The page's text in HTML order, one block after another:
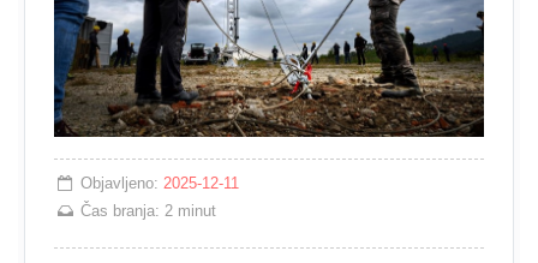
Objavljeno: 2025-12-11
Čas branja: 2 minut